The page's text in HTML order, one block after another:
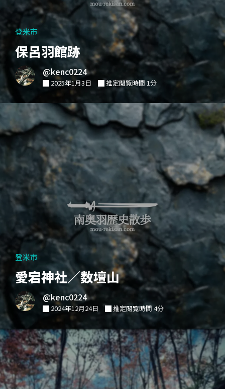
登米市
保呂羽館跡
@kenc0224
2025年1月3日 推定閲覧時間 1分
登米市
愛宕神社／数壇山
@kenc0224
2024年12月24日 推定閲覧時間 4分